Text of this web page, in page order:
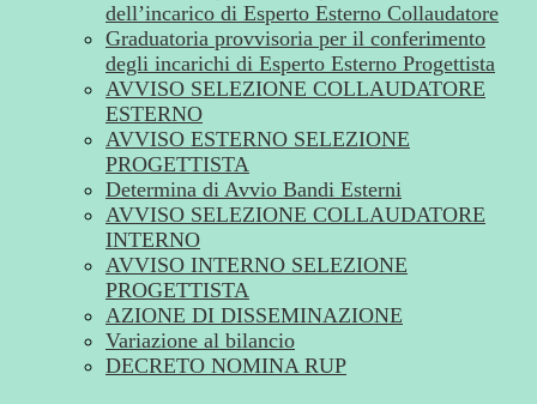
dell’incarico di Esperto Esterno Collaudatore
Graduatoria provvisoria per il conferimento
degli incarichi di Esperto Esterno Progettista
AVVISO SELEZIONE COLLAUDATORE
ESTERNO
AVVISO ESTERNO SELEZIONE
PROGETTISTA
Determina di Avvio Bandi Esterni
AVVISO SELEZIONE COLLAUDATORE
INTERNO
AVVISO INTERNO SELEZIONE
PROGETTISTA
AZIONE DI DISSEMINAZIONE
Variazione al bilancio
DECRETO NOMINA RUP